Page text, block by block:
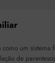
um sistema
de